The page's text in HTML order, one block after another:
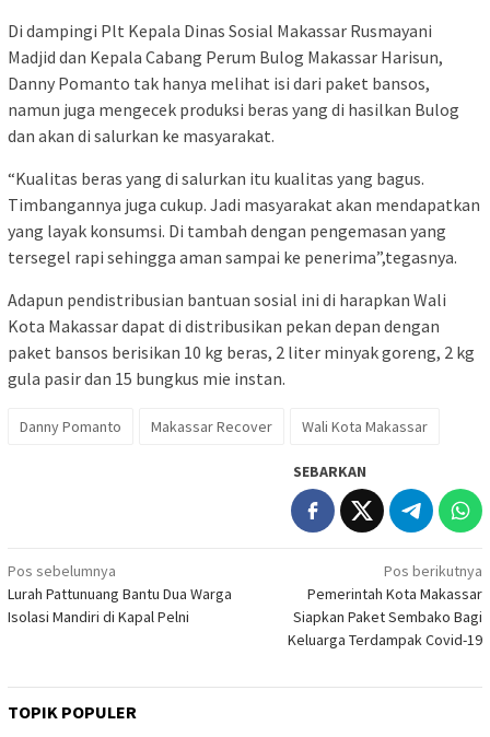
Di dampingi Plt Kepala Dinas Sosial Makassar Rusmayani
Madjid dan Kepala Cabang Perum Bulog Makassar Harisun,
Danny Pomanto tak hanya melihat isi dari paket bansos,
namun juga mengecek produksi beras yang di hasilkan Bulog
dan akan di salurkan ke masyarakat.
“Kualitas beras yang di salurkan itu kualitas yang bagus.
Timbangannya juga cukup. Jadi masyarakat akan mendapatkan
yang layak konsumsi. Di tambah dengan pengemasan yang
tersegel rapi sehingga aman sampai ke penerima”,tegasnya.
Adapun pendistribusian bantuan sosial ini di harapkan Wali
Kota Makassar dapat di distribusikan pekan depan dengan
paket bansos berisikan 10 kg beras, 2 liter minyak goreng, 2 kg
gula pasir dan 15 bungkus mie instan.
Danny Pomanto Makassar Recover Wali Kota Makassar
SEBARKAN
Navigasi
pos
Pos sebelumnya
Lurah Pattunuang Bantu Dua Warga
Isolasi Mandiri di Kapal Pelni
Pos berikutnya
Pemerintah Kota Makassar
Siapkan Paket Sembako Bagi
Keluarga Terdampak Covid-19
TOPIK POPULER